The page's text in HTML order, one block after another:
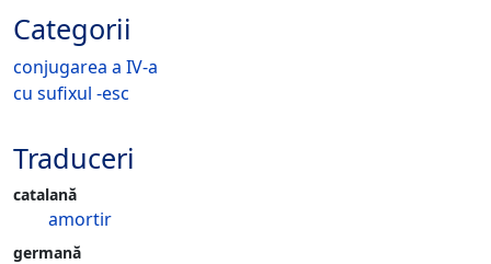
Categorii
conjugarea a IV-a
cu sufixul -esc
Traduceri
catalană
amortir
germană